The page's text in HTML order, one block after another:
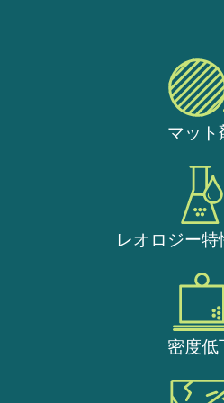
マット
レオロジー特
密度低